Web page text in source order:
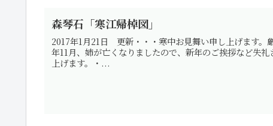
森琴石「寒江帰棹図」
2017年1月21日 更新・・・寒中お見舞い申し上げます。
年11月、姉が亡くなりましたので、新年のご挨拶など失
上げます。・...